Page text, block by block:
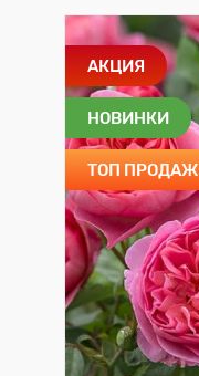
АКЦИЯ
НОВИНКИ
ТОП ПРОДАЖ